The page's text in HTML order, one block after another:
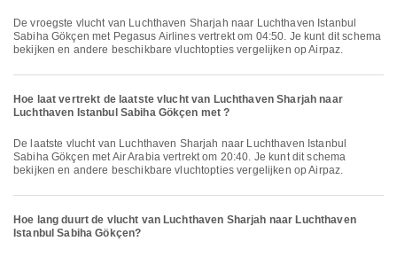
De vroegste vlucht van Luchthaven Sharjah naar Luchthaven Istanbul
Sabiha Gökçen met Pegasus Airlines vertrekt om 04:50. Je kunt dit schema
bekijken en andere beschikbare vluchtopties vergelijken op Airpaz.
Hoe laat vertrekt de laatste vlucht van Luchthaven Sharjah naar
Luchthaven Istanbul Sabiha Gökçen met ?
De laatste vlucht van Luchthaven Sharjah naar Luchthaven Istanbul
Sabiha Gökçen met Air Arabia vertrekt om 20:40. Je kunt dit schema
bekijken en andere beschikbare vluchtopties vergelijken op Airpaz.
Hoe lang duurt de vlucht van Luchthaven Sharjah naar Luchthaven
Istanbul Sabiha Gökçen?